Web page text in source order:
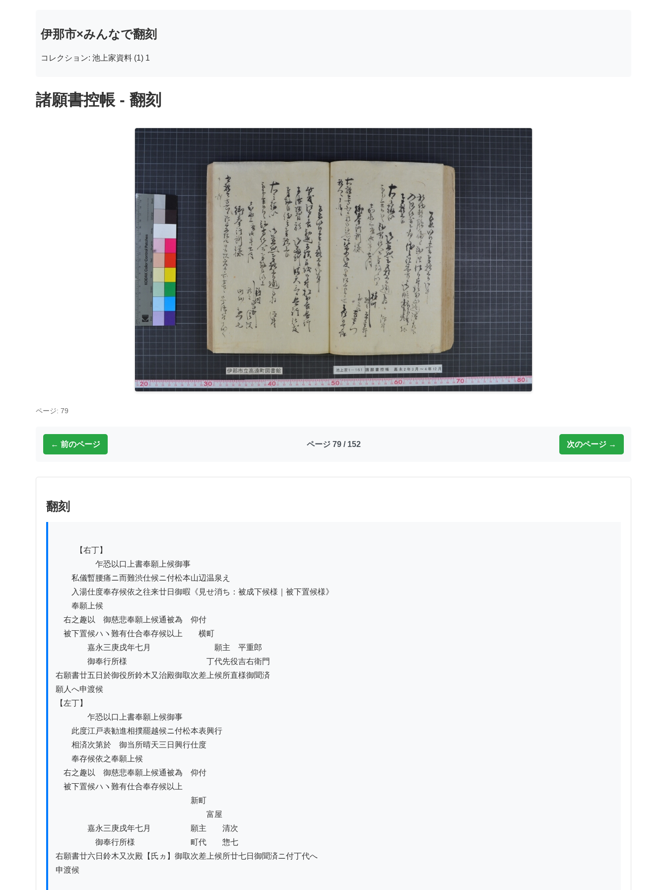
伊那市×みんなで翻刻
コレクション: 池上家資料 (1) 1
諸願書控帳 - 翻刻
ページ: 79
← 前のページ ページ 79 / 152 次のページ →
翻刻
乍恐以口上書奉願上候御事
私儀暫腰痛ニ而難渋仕候ニ付松本山辺温泉え
入湯仕度奉存候依之往来廿日御暇《見せ消ち：被成下候様｜被下置候様》
奉願上候
右之趣以　御慈悲奉願上候通被為　仰付
被下置候ハヽ難有仕合奉存候以上　　横町
嘉永三庚戌年七月　　　　　　　　願主　平重郎
御奉行所様　　　　　　　　　　丁代先役吉右衛門
右願書廿五日於御役所鈴木又治殿御取次差上候所直様御聞済
願人へ申渡候
【左丁】
乍恐以口上書奉願上候御事
此度江戸表勧進相撲罷越候ニ付松本表興行
相済次第於　御当所晴天三日興行仕度
奉存候依之奉願上候
右之趣以　御慈悲奉願上候通被為　仰付
被下置候ハヽ難有仕合奉存候以上
新町
富屋
嘉永三庚戌年七月　　　　　願主　　清次
御奉行所様　　　　　　　町代　　惣七
右願書廿六日鈴木又次殿【氏ヵ】御取次差上候所廿七日御聞済ニ付丁代へ
申渡候